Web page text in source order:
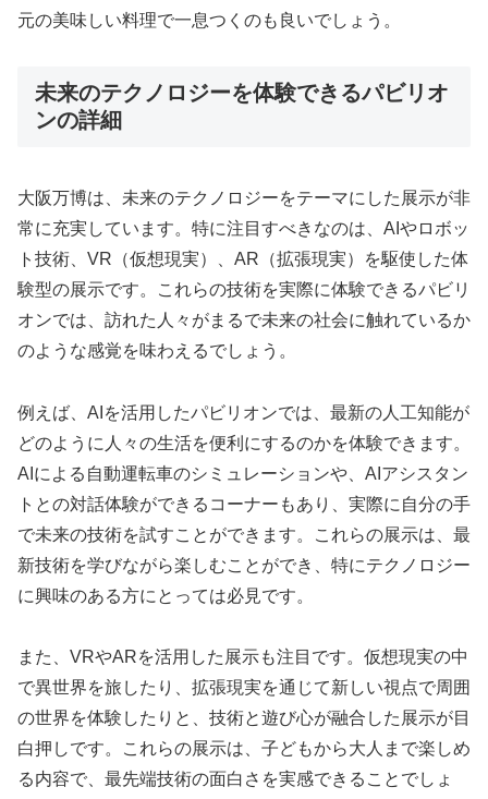
元の美味しい料理で一息つくのも良いでしょう。
未来のテクノロジーを体験できるパビリオ
ンの詳細
大阪万博は、未来のテクノロジーをテーマにした展示が非
常に充実しています。特に注目すべきなのは、AIやロボッ
ト技術、VR（仮想現実）、AR（拡張現実）を駆使した体
験型の展示です。これらの技術を実際に体験できるパビリ
オンでは、訪れた人々がまるで未来の社会に触れているか
のような感覚を味わえるでしょう。
例えば、AIを活用したパビリオンでは、最新の人工知能が
どのように人々の生活を便利にするのかを体験できます。
AIによる自動運転車のシミュレーションや、AIアシスタン
トとの対話体験ができるコーナーもあり、実際に自分の手
で未来の技術を試すことができます。これらの展示は、最
新技術を学びながら楽しむことができ、特にテクノロジー
に興味のある方にとっては必見です。
また、VRやARを活用した展示も注目です。仮想現実の中
で異世界を旅したり、拡張現実を通じて新しい視点で周囲
の世界を体験したりと、技術と遊び心が融合した展示が目
白押しです。これらの展示は、子どもから大人まで楽しめ
る内容で、最先端技術の面白さを実感できることでしょ